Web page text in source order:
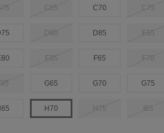
C65 C70 C75
D80 D85 E65
E85 F65 F70
G65 G70 G75
H70 H75 I65